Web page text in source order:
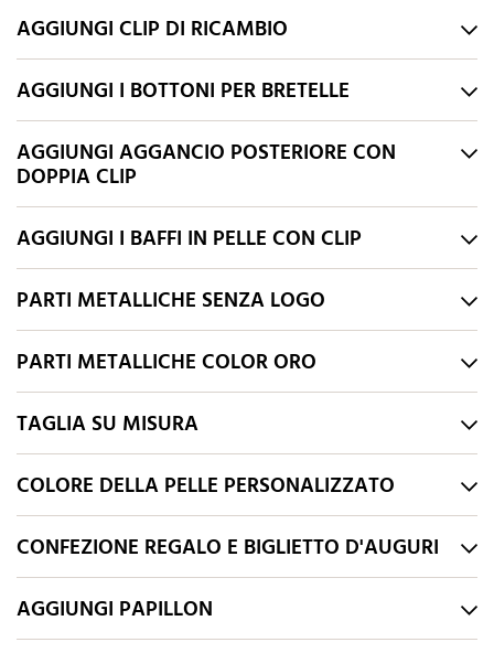
AGGIUNGI CLIP DI RICAMBIO
AGGIUNGI I BOTTONI PER BRETELLE
AGGIUNGI AGGANCIO POSTERIORE CON
DOPPIA CLIP
AGGIUNGI I BAFFI IN PELLE CON CLIP
PARTI METALLICHE SENZA LOGO
PARTI METALLICHE COLOR ORO
TAGLIA SU MISURA
COLORE DELLA PELLE PERSONALIZZATO
CONFEZIONE REGALO E BIGLIETTO D'AUGURI
AGGIUNGI PAPILLON